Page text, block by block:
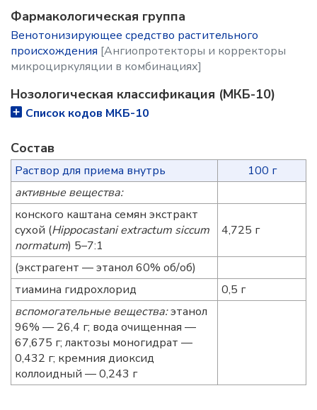
Фармакологическая группа
Венотонизирующее средство растительного
происхождения [Ангиопротекторы и корректоры
микроциркуляции в комбинациях]
Нозологическая классификация (МКБ-10)
Список кодов МКБ-10
Состав
Раствор для приема внутрь
100 г
активные вещества:
конского каштана семян экстракт
сухой (Hippocastani extractum siccum
normatum) 5–7:1
4,725 г
(экстрагент — этанол 60% об/об)
тиамина гидрохлорид
0,5 г
вспомогательные вещества:этанол
96% — 26,4 г; вода очищенная —
67,675 г; лактозы моногидрат —
0,432 г; кремния диоксид
коллоидный — 0,243 г